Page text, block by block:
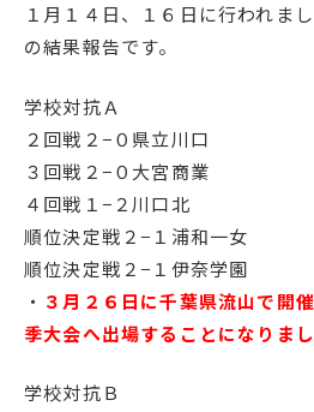
保護者の方へ
教育関係者の方へ
アクセス
English
１月１４日、１６日に行われま
の結果報告です。
学校対抗Ａ
２回戦２−０県立川口
３回戦２−０大宮商業
４回戦１−２川口北
順位決定戦２−１浦和一女
順位決定戦２−１伊奈学園
・ ３月２６日に千葉県流山で開
季大会へ出場することになりま
学校対抗Ｂ